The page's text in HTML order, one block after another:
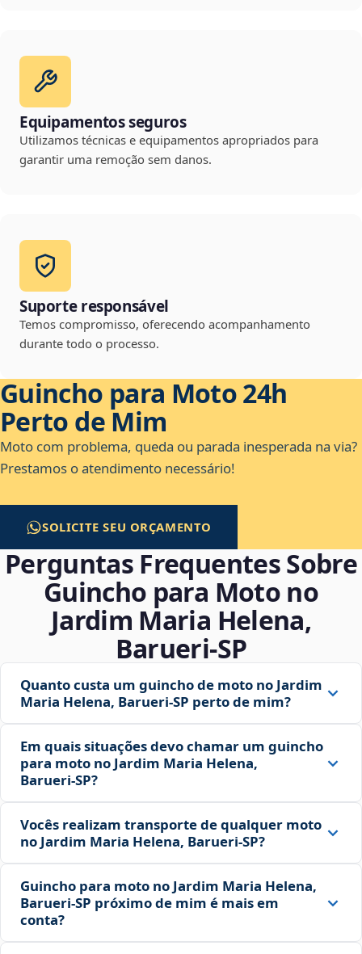
Equipamentos seguros
Utilizamos técnicas e equipamentos apropriados para
garantir uma remoção sem danos.
Suporte responsável
Temos compromisso, oferecendo acompanhamento
durante todo o processo.
Guincho para Moto 24h
Perto de Mim
Moto com problema, queda ou parada inesperada na via?
Prestamos o atendimento necessário!
SOLICITE SEU ORÇAMENTO
Perguntas Frequentes Sobre
Guincho para Moto no
Jardim Maria Helena,
Barueri‑SP
Quanto custa um guincho de moto no Jardim
Maria Helena, Barueri‑SP perto de mim?
Em quais situações devo chamar um guincho
para moto no Jardim Maria Helena,
Barueri‑SP?
Vocês realizam transporte de qualquer moto
no Jardim Maria Helena, Barueri‑SP?
Guincho para moto no Jardim Maria Helena,
Barueri‑SP próximo de mim é mais em
conta?